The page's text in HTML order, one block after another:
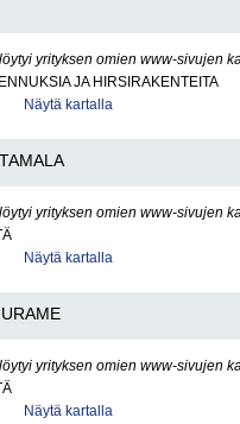
yrityksen omien www-sivujen
JA HIRSIRAKENTEITA
Näytä kartalla
yrityksen omien www-sivujen
Näytä kartalla
yrityksen omien www-sivujen
Näytä kartalla